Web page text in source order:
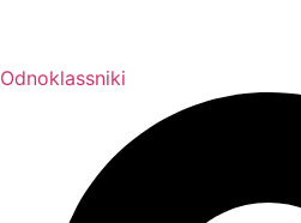
Odnoklassniki